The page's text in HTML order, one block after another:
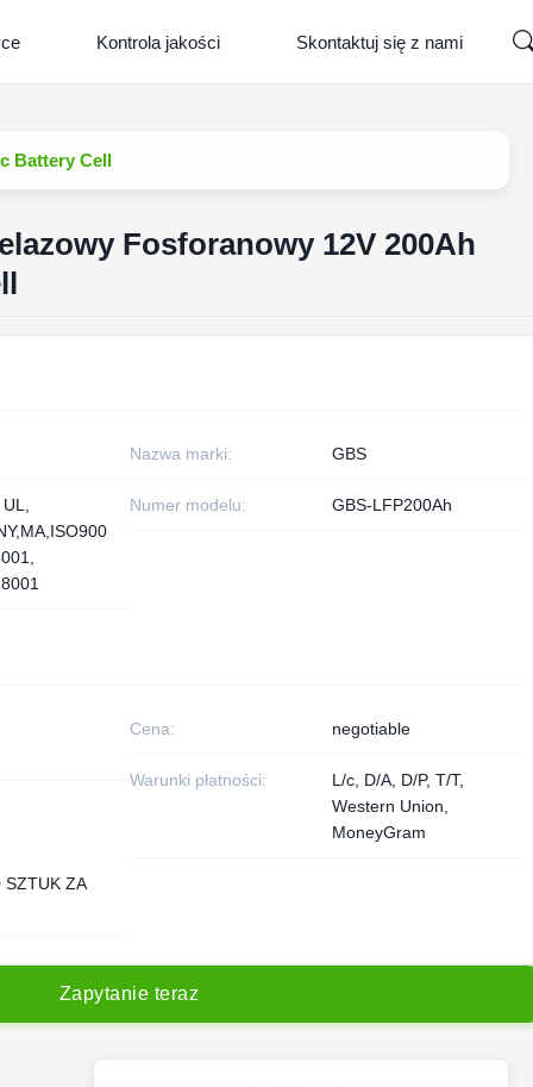
Kontrola jakości Skontaktuj się z nami
Battery Cell
Fosforanowy 12V 200Ah
Nazwa marki: GBS
Numer modelu: GBS-LFP200Ah
Cena: negotiable
Warunki płatności:
L/c, D/A, D/P, T/T,
Western Union,
MoneyGram
SZTUK ZA
Zapytanie teraz